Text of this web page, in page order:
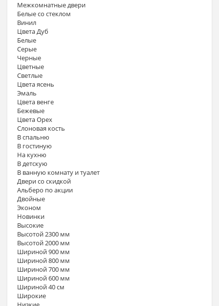
Межкомнатные двери
Белые со стеклом
Винил
Цвета Дуб
Белые
Серые
Черные
Цветные
Светлые
Цвета ясень
Эмаль
Цвета венге
Бежевые
Цвета Орех
Слоновая кость
В спальню
В гостиную
На кухню
В детскую
В ванную комнату и туалет
Двери со скидкой
Альберо по акции
Двойные
Эконом
Новинки
Высокие
Высотой 2300 мм
Высотой 2000 мм
Шириной 900 мм
Шириной 800 мм
Шириной 700 мм
Шириной 600 мм
Шириной 40 см
Широкие